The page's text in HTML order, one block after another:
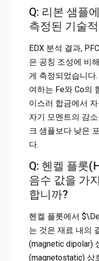
Q: 리본 샘플
측정된 기술
EDX 분석 결과,
은 공칭 조성에 비
게 측정되었습니다
여하는 Fe와 Co의
이스러 합금에서
자기 모멘트의 감
크 샘플보다 낮은
다.
Q: 헨켈 플롯
음수 값을 가
합니까?
헨켈 플롯에서
는 것은 재료 내의
(magnetic dipolar)
(magnetostatic) 상